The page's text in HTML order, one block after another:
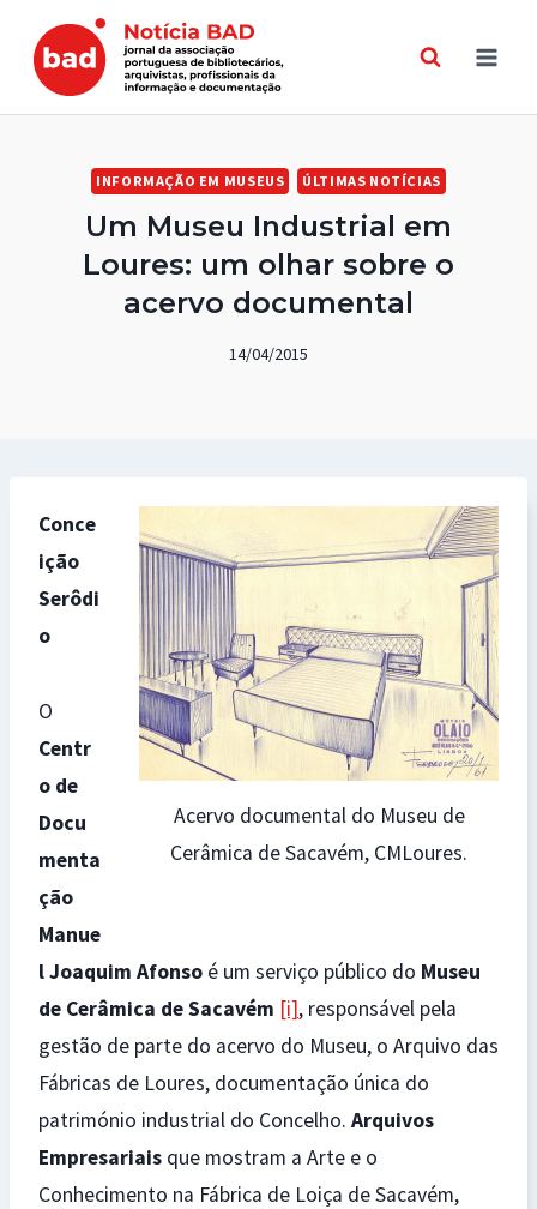
content
INFORMAÇÃO EM MUSEUS ÚLTIMAS NOTÍCIAS
Um Museu Industrial em
Loures: um olhar sobre o
acervo documental
14/04/2015
Acervo documental do Museu de
Cerâmica de Sacavém, CMLoures.
Conce
ição
Serôdi
o
O
Centr
o de
Docu
menta
ção
Manue
l Joaquim Afonso é um serviço público do Museu
de Cerâmica de Sacavém [i], responsável pela
gestão de parte do acervo do Museu, o Arquivo das
Fábricas de Loures, documentação única do
património industrial do Concelho. Arquivos
Empresariais que mostram a Arte e o
Conhecimento na Fábrica de Loiça de Sacavém,